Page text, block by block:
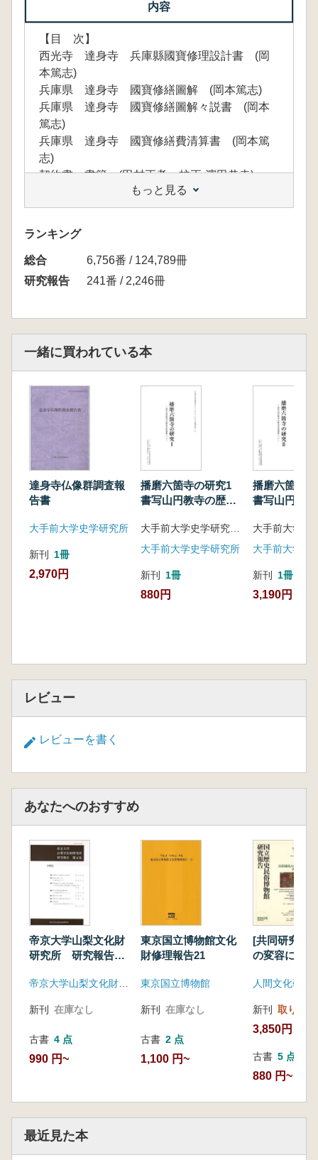
内容
【目 次】
西光寺 達身寺 兵庫縣國寶修理設計書 (岡
本篤志)
兵庫県 達身寺 國寶修繕圖解 (岡本篤志)
兵庫県 達身寺 國寶修繕圖解々説書 (岡本
篤志)
兵庫県 達身寺 國寶修繕費清算書 (岡本篤
志)
契約書・書簡 (田村正孝、校正-濱田恭幸)
宝物調査書(写シ) (岡本篤志)
写真乾板・銘文龍字 (岡本篤志)
もっと見る
ランキング
総合
6,756番 / 124,789冊
研究報告
241番 / 2,246冊
一緒に買われている本
達身寺仏像群調査報
告書
大手前大学史学研究所
新刊 1冊
2,970円
播磨六箇寺の研究1
書写山円教寺の歴史
大手前大学史学研究所「中世山寺と地域社会」プロジェクト 編
大手前大学史学研究所
新刊 1冊
880円
播磨六箇寺
書写山円教
大手前大学史
新刊 1冊
3,190円
レビュー
レビューを書く
あなたへのおすすめ
帝京大学山梨文化財
研究所 研究報告
新刊 在庫なし
古書 4 点
990 円~
東京国立博物館文化
財修理報告21
東京国立博物館
新刊 在庫なし
古書 2 点
1,100 円~
[共同研究]民
の変容に関
新刊 取り寄せ
3,850円
古書 5 点
880 円~
最近見た本